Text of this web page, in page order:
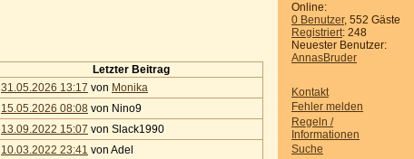
Online:
0 Benutzer, 552 Gäste
Registriert: 248
Neuester Benutzer:
AnnasBruder
Kontakt
Fehler melden
Regeln /
Informationen
Suche
Letzter Beitrag
31.05.2026 13:17 von Monika
15.05.2026 08:08 von Nino9
13.09.2022 15:07 von Slack1990
10.03.2022 23:41 von Adel